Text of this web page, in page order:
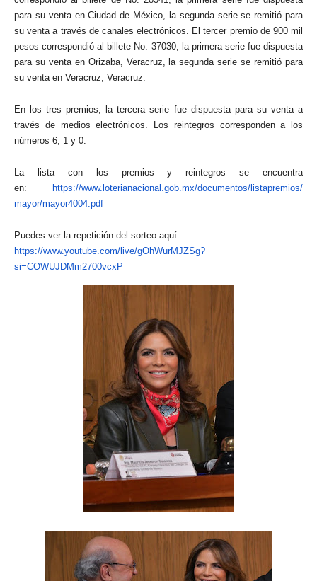
para su venta en Ciudad de México, la segunda serie se remitió para
su venta a través de canales electrónicos. El tercer premio de 900 mil
pesos correspondió al billete No. 37030, la primera serie fue dispuesta
para su venta en Orizaba, Veracruz, la segunda serie se remitió para
su venta en Veracruz, Veracruz.
En los tres premios, la tercera serie fue dispuesta para su venta a
través de medios electrónicos. Los reintegros corresponden a los
números 6, 1 y 0.
La lista con los premios y reintegros se encuentra
en:
https://www.loterianacional.gob.mx/documentos/listapremios/
mayor/mayor4004.pdf
Puedes ver la repetición del sorteo aquí:
https://www.youtube.com/live/gOhWurMJZSg?
si=COWUJDMm2700vcxP